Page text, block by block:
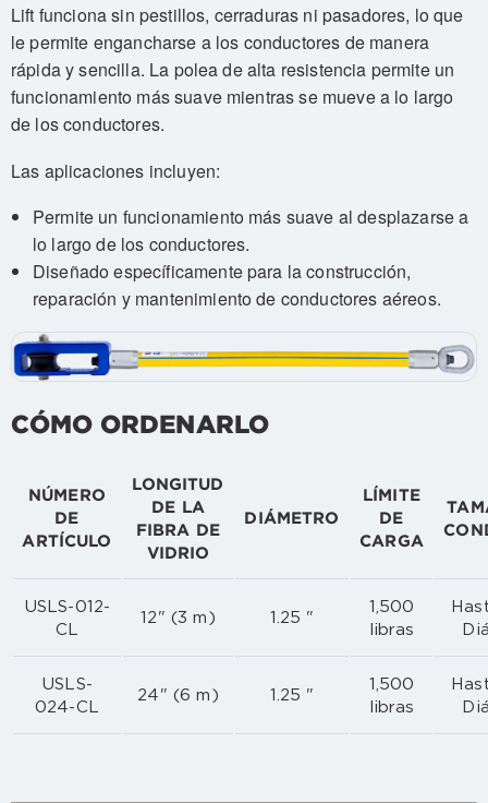
Lift funciona sin pestillos, cerraduras ni pasadores, lo que
le permite engancharse a los conductores de manera
rápida y sencilla. La polea de alta resistencia permite un
funcionamiento más suave mientras se mueve a lo largo
de los conductores.
Las aplicaciones incluyen:
Permite un funcionamiento más suave al desplazarse a
lo largo de los conductores.
Diseñado específicamente para la construcción,
reparación y mantenimiento de conductores aéreos.
CÓMO ORDENARLO
NÚMERO
DE
ARTÍCULO
LONGITUD
DE LA
FIBRA DE
VIDRIO
DIÁMETRO
LÍMITE
DE
CARGA
USLS-012-
CL
12" (3 m) 1.25 "
1,500
libras
USLS-
024-CL
24" (6 m) 1.25 "
1,500
libras